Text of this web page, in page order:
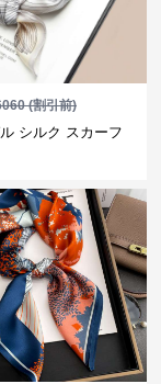
(割引前)
シルク スカーフ